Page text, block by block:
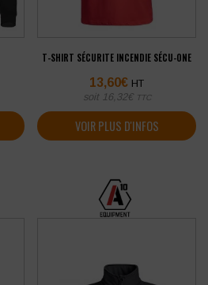
T-SHIRT SÉCURITE INCENDIE SÉCU-ONE
13,60€ HT
soit 16,32€ TTC
VOIR PLUS D'INFOS